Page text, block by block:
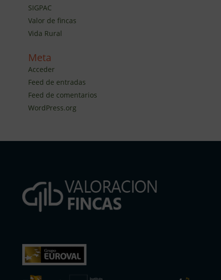
SIGPAC
Valor de fincas
Vida Rural
Meta
Acceder
Feed de entradas
Feed de comentarios
WordPress.org